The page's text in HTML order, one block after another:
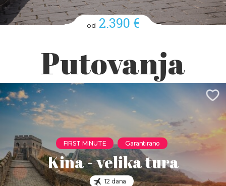
od 2.390 €
Putovanja
FIRST MINUTE Garantirano
Kina - velika tura
12 dana